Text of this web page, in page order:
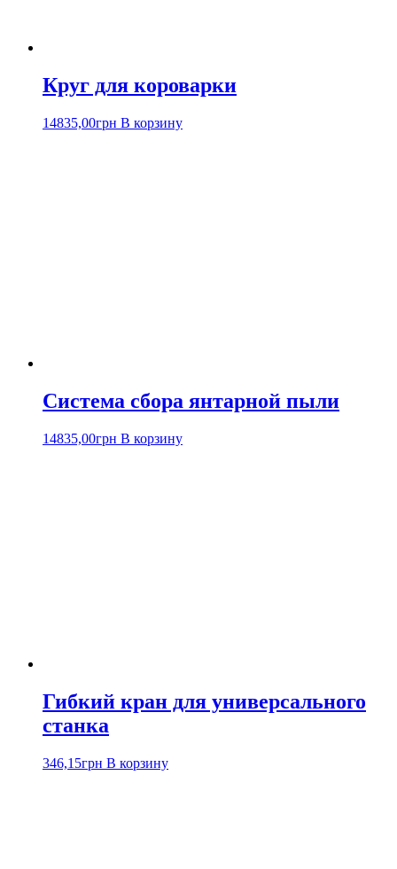
Круг для короварки
14835,00грн В корзину
Система сбора янтарной пыли
14835,00грн В корзину
Гибкий кран для универсального
станка
346,15грн В корзину